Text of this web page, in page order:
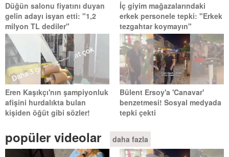
Düğün salonu fiyatını duyan
gelin adayı isyan etti: "1,2
milyon TL dediler"
İç giyim mağazalarındaki
erkek personele tepki: "Erkek
tezgahtar koymayın"
Eren Kaşıkçı'nın şampiyonluk
afişini hurdalıkta bulan
kişiden öğüt gibi sözler!
Bülent Ersoy'a 'Canavar'
benzetmesi! Sosyal medyada
tepki çekti
popüler videolar daha fazla